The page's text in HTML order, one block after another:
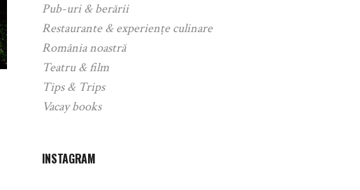
Pub-uri & berării
Restaurante & experiențe culinare
România noastră
Teatru & film
Tips & Trips
Vacay books
INSTAGRAM